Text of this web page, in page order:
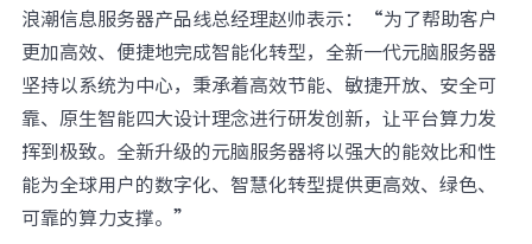
浪潮信息服务器产品线总经理赵帅表示：“为了帮助客户
更加高效、便捷地完成智能化转型，全新一代元脑服务器
坚持以系统为中心，秉承着高效节能、敏捷开放、安全可
靠、原生智能四大设计理念进行研发创新，让平台算力发
挥到极致。全新升级的元脑服务器将以强大的能效比和性
能为全球用户的数字化、智慧化转型提供更高效、绿色、
可靠的算力支撑。”